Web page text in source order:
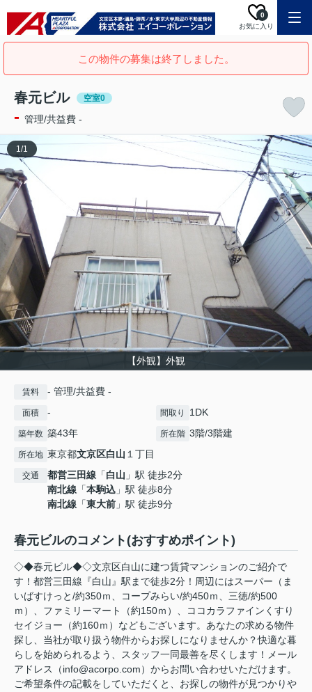
お気に入り
0
この物件の募集は終了しました。
春元ビル 空室0
- 管理/共益費 -
【外観】外観
1/1
賃料 - 管理/共益費 -
面積 - 間取り 1DK
築年数 築43年 所在階 3階/3階建
所在地 東京都文京区白山 １丁目
交通 都営三田線 「白山 」駅 徒歩2分
南北線 「本駒込 」駅 徒歩8分
南北線 「東大前 」駅 徒歩9分
春元ビルのコメント(おすすめポイント)
◇◆春元ビル◆◇文京区白山に建つ賃貸マンションのご紹介で
す！都営三田線『白山』駅まで徒歩2分！周辺にはスーパー（ま
いばすけっと/約350ｍ、コープみらい/約450ｍ、三徳/約500
ｍ）、ファミリーマート（約150ｍ）、ココカラファインくすり
セイジョー（約160ｍ）などもございます。あなたの求める物件
探し、当社が取り扱う物件からお探しになりませんか？快適な暮
らしを始められるよう、スタッフ一同最善を尽くします！メール
アドレス（info@acorpo.com）からお問い合わせいただけます。
ご希望条件の記載をしていただくと、お探しの物件が見つかりや